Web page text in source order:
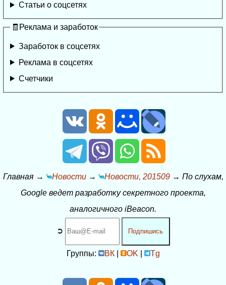
Статьи о соцсетях
🧾Реклама и заработок
Заработок в соцсетях
Реклама в соцсетях
Счетчики
Главная→ Новости→ Новости, 201509→ По слухам,
Google ведет разработку секретного проекта,
аналогичного iBeacon.
➲ Подпишись
Группы: ВК| OK Tg